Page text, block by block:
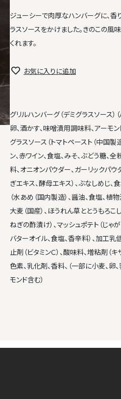
ジューシーで肉厚なハンバーグに、
ラスソースをかけました。きのこの風
くれます。
お気に入りに追加
グリルハンバーグ（デミグラスソース）
卵、酒かす、味噌漬用調味料、アーモン
グラスソース（トマトペースト（中国製
ン、赤ワイン、食塩、みそ、ぶどう糖、
料、オニオンパウダー、ガーリックパ
ぎエキス、酵母エキス）、ぶなしめじ、
（水あめ（国内製造）、醤油、食塩、植
大麦（国産）、ほうれん草ととうもろこ
ねぎの酢漬け）、マッシュポテト（じ
バターオイル、食塩、香辛料）、加工
止剤（ビタミンＣ）、酸味料、増粘剤（
色素、乳化剤、香料、（一部に小麦、卵
モンド含む）